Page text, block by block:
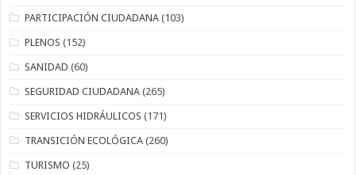
PARTICIPACIÓN CIUDADANA (103)
PLENOS (152)
SANIDAD (60)
SEGURIDAD CIUDADANA (265)
SERVICIOS HIDRÁULICOS (171)
TRANSICIÓN ECOLÓGICA (260)
TURISMO (25)